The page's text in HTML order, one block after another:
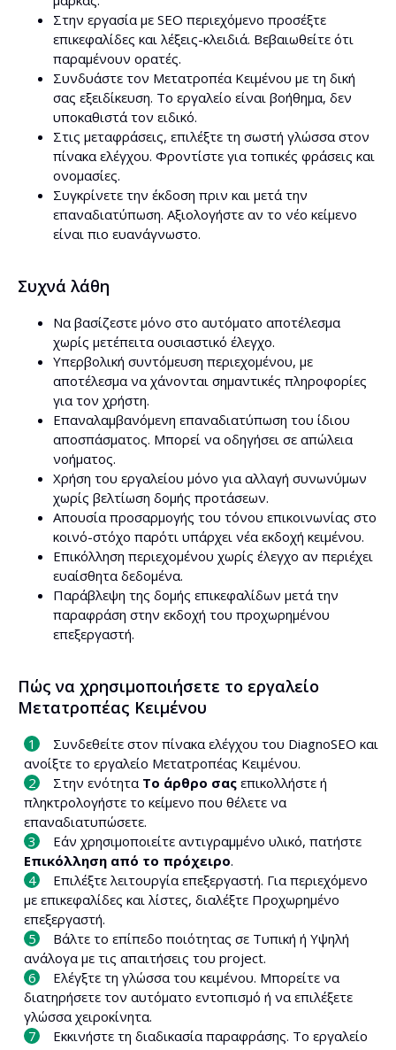
Στην εργασία με SEO περιεχόμενο προσέξτε
επικεφαλίδες και λέξεις-κλειδιά. Βεβαιωθείτε ότι
παραμένουν ορατές.
Συνδυάστε τον Μετατροπέα Κειμένου με τη δική
σας εξειδίκευση. Το εργαλείο είναι βοήθημα, δεν
υποκαθιστά τον ειδικό.
Στις μεταφράσεις, επιλέξτε τη σωστή γλώσσα στον
πίνακα ελέγχου. Φροντίστε για τοπικές φράσεις και
ονομασίες.
Συγκρίνετε την έκδοση πριν και μετά την
επαναδιατύπωση. Αξιολογήστε αν το νέο κείμενο
είναι πιο ευανάγνωστο.
Συχνά λάθη
Να βασίζεστε μόνο στο αυτόματο αποτέλεσμα
χωρίς μετέπειτα ουσιαστικό έλεγχο.
Υπερβολική συντόμευση περιεχομένου, με
αποτέλεσμα να χάνονται σημαντικές πληροφορίες
για τον χρήστη.
Επαναλαμβανόμενη επαναδιατύπωση του ίδιου
αποσπάσματος. Μπορεί να οδηγήσει σε απώλεια
νοήματος.
Χρήση του εργαλείου μόνο για αλλαγή συνωνύμων
χωρίς βελτίωση δομής προτάσεων.
Απουσία προσαρμογής του τόνου επικοινωνίας στο
κοινό-στόχο παρότι υπάρχει νέα εκδοχή κειμένου.
Επικόλληση περιεχομένου χωρίς έλεγχο αν περιέχει
ευαίσθητα δεδομένα.
Παράβλεψη της δομής επικεφαλίδων μετά την
παραφράση στην εκδοχή του προχωρημένου
επεξεργαστή.
Πώς να χρησιμοποιήσετε το εργαλείο
Μετατροπέας Κειμένου
Συνδεθείτε στον πίνακα ελέγχου του DiagnoSEO και
ανοίξτε το εργαλείο Μετατροπέας Κειμένου.
Στην ενότητα Το άρθρο σας επικολλήστε ή
πληκτρολογήστε το κείμενο που θέλετε να
επαναδιατυπώσετε.
Εάν χρησιμοποιείτε αντιγραμμένο υλικό, πατήστε
Επικόλληση από το πρόχειρο.
Επιλέξτε λειτουργία επεξεργαστή. Για περιεχόμενο
με επικεφαλίδες και λίστες, διαλέξτε Προχωρημένο
επεξεργαστή.
Βάλτε το επίπεδο ποιότητας σε Τυπική ή Υψηλή
ανάλογα με τις απαιτήσεις του project.
Ελέγξτε τη γλώσσα του κειμένου. Μπορείτε να
διατηρήσετε τον αυτόματο εντοπισμό ή να επιλέξετε
γλώσσα χειροκίνητα.
Εκκινήστε τη διαδικασία παραφράσης. Το εργαλείο